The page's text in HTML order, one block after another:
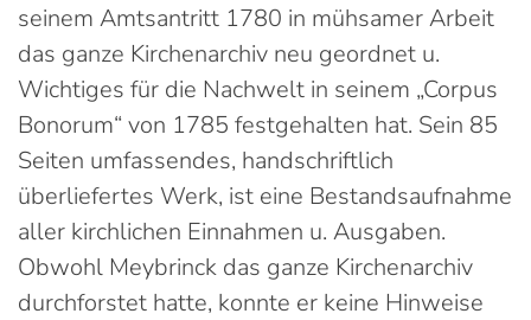
seinem Amtsantritt 1780 in mühsamer Arbeit
das ganze Kirchenarchiv neu geordnet u.
Wichtiges für die Nachwelt in seinem „Corpus
Bonorum“ von 1785 festgehalten hat. Sein 85
Seiten umfassendes, handschriftlich
überliefertes Werk, ist eine Bestandsaufnahme
aller kirchlichen Einnahmen u. Ausgaben.
Obwohl Meybrinck das ganze Kirchenarchiv
durchforstet hatte, konnte er keine Hinweise